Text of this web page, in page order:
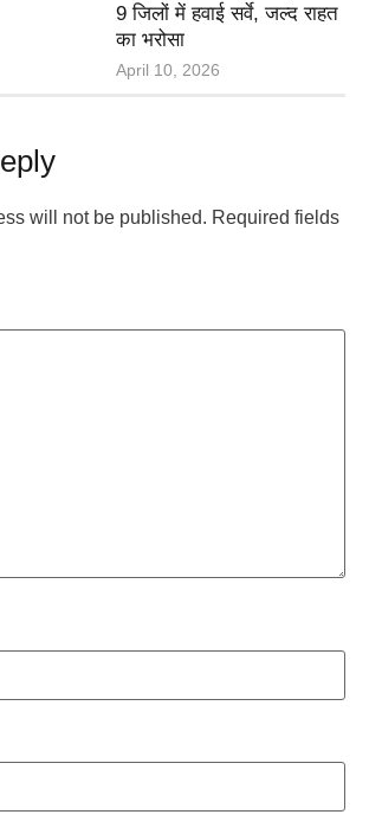
9 जिलों में हवाई सर्वे, जल्द राहत
का भरोसा
April 10, 2026
will not be published. Required fields